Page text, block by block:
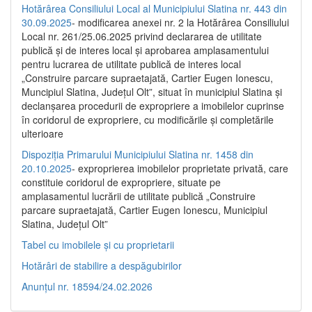
Hotărârea Consiliului Local al Municipiului Slatina nr. 443 din
30.09.2025- modificarea anexei nr. 2 la Hotărârea Consiliului
Local nr. 261/25.06.2025 privind declararea de utilitate
publică şi de interes local şi aprobarea amplasamentului
pentru lucrarea de utilitate publică de interes local
„Construire parcare supraetajată, Cartier Eugen Ionescu,
Muncipiul Slatina, Judeţul Olt”, situat în municipiul Slatina şi
declanşarea procedurii de expropriere a imobilelor cuprinse
în coridorul de expropriere, cu modificările şi completările
ulterioare
Dispoziția Primarului Municipiului Slatina nr. 1458 din
20.10.2025- exproprierea imobilelor proprietate privată, care
constituie coridorul de expropriere, situate pe
amplasamentul lucrării de utilitate publică „Construire
parcare supraetajată, Cartier Eugen Ionescu, Municipiul
Slatina, Județul Olt”
Tabel cu imobilele și cu proprietarii
Hotărâri de stabilire a despăgubirilor
Anunțul nr. 18594/24.02.2026